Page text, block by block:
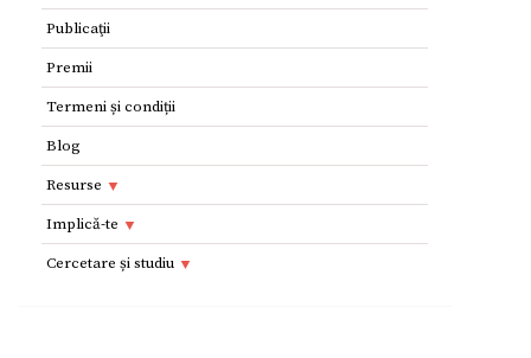
Publicaţii
Premii
Termeni și condiții
Blog
Resurse
Resurse
Adolescenţi şi tineri
Implică-te
Implică-te
Cercetare și studiu